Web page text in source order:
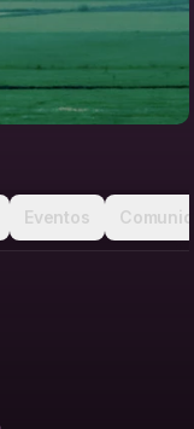
Eventos